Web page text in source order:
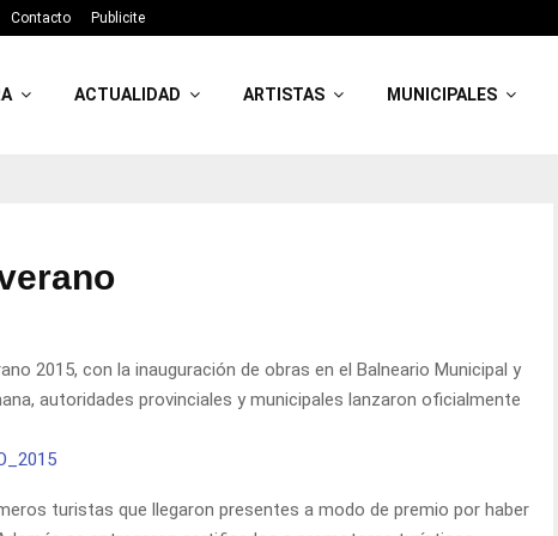
Contacto Publicite
ACTUALIDAD ARTISTAS MUNICIPALES
2015, con la inauguración de obras en el Balneario Municipal y
autoridades provinciales y municipales lanzaron oficialmente
turistas que llegaron presentes a modo de premio por haber